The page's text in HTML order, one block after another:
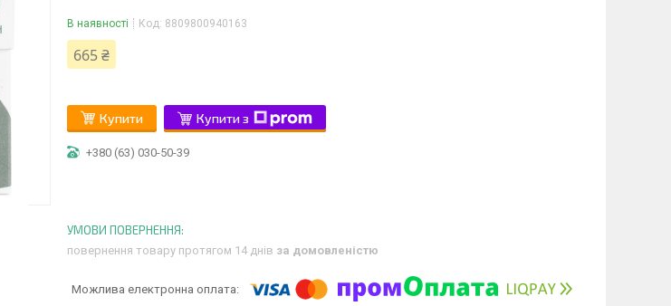
В наявності Код: 8809800940163
665 ₴
Купити Купити з
+380 (63) 030-50-39
повернення товару протягом 14 днів за домовленістю